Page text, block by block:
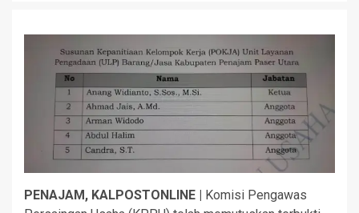
PENAJAM, KALPOSTONLINE |
Komisi Pengawas